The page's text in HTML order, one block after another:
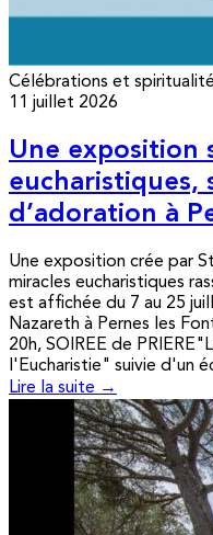
Célébrations et spiritualité
11 juillet 2026
Une exposition
eucharistiques,
d’adoration à
Une exposition crée par
miracles eucharistiques
est affichée du 7 au 25
Nazareth à Pernes les
20h, SOIREE de
l'Eucharistie" suivie d'un
Lire la suite →